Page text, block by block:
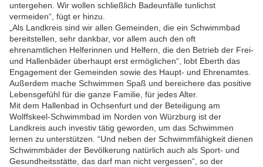
untergehen. Wir wollen schließlich Badeunfälle tunlichst
vermeiden“, fügt er hinzu.
„Als Landkreis sind wir allen Gemeinden, die ein Schwimmbad
bereitstellen, sehr dankbar, vor allem auch den oft
ehrenamtlichen Helferinnen und Helfern, die den Betrieb der Frei-
und Hallenbäder überhaupt erst ermöglichen“, lobt Eberth das
Engagement der Gemeinden sowie des Haupt- und Ehrenamtes.
Außerdem mache Schwimmen Spaß und bereichere das positive
Lebensgefühl für die ganze Familie, für jedes Alter.
Mit dem Hallenbad in Ochsenfurt und der Beteiligung am
Wolffskeel-Schwimmbad im Norden von Würzburg ist der
Landkreis auch investiv tätig geworden, um das Schwimmen
lernen zu unterstützen. “Und neben der Schwimmfähigkeit dienen
Schwimmbäder der Bevölkerung natürlich auch als Sport- und
Gesundheitsstätte, das darf man nicht vergessen“, so der